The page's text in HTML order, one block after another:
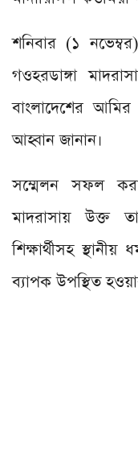
শনিবার (১
গওহরডাঙ্গা
বাংলাদেশের
আহ্বান জানান।
সম্মেলন সফল
মাদরাসায় উক্ত
শিক্ষার্থীসহ
ব্যাপক উপস্থিত